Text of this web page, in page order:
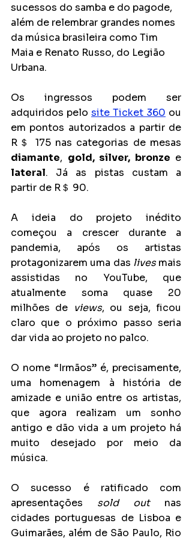
sucessos do samba e do pagode,
além de relembrar grandes nomes
da música brasileira como Tim
Maia e Renato Russo, do Legião
Urbana.
Os ingressos podem ser
adquiridos pelo site Ticket 360 ou
em pontos autorizados a partir de
R＄ 175 nas categorias de mesas
diamante, gold, silver, bronze e
lateral. Já as pistas custam a
partir de R＄ 90.
A ideia do projeto inédito
começou a crescer durante a
pandemia, após os artistas
protagonizarem uma das lives mais
assistidas no YouTube, que
atualmente soma quase 20
milhões de views, ou seja, ficou
claro que o próximo passo seria
dar vida ao projeto no palco.
O nome “Irmãos” é, precisamente,
uma homenagem à história de
amizade e união entre os artistas,
que agora realizam um sonho
antigo e dão vida a um projeto há
muito desejado por meio da
música.
O sucesso é ratificado com
apresentações sold out nas
cidades portuguesas de Lisboa e
Guimarães, além de São Paulo, Rio